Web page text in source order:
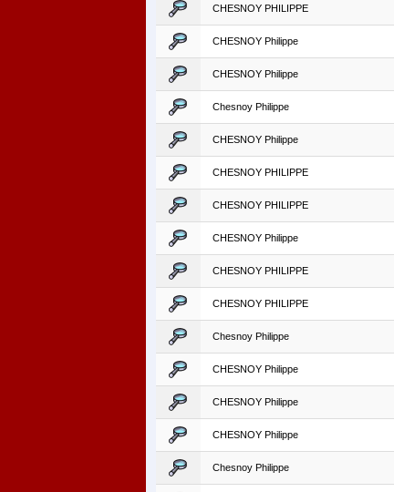
CHESNOY PHILIPPE
CHESNOY Philippe
CHESNOY Philippe
Chesnoy Philippe
CHESNOY Philippe
CHESNOY PHILIPPE
CHESNOY PHILIPPE
CHESNOY Philippe
CHESNOY PHILIPPE
CHESNOY PHILIPPE
Chesnoy Philippe
CHESNOY Philippe
CHESNOY Philippe
CHESNOY Philippe
Chesnoy Philippe